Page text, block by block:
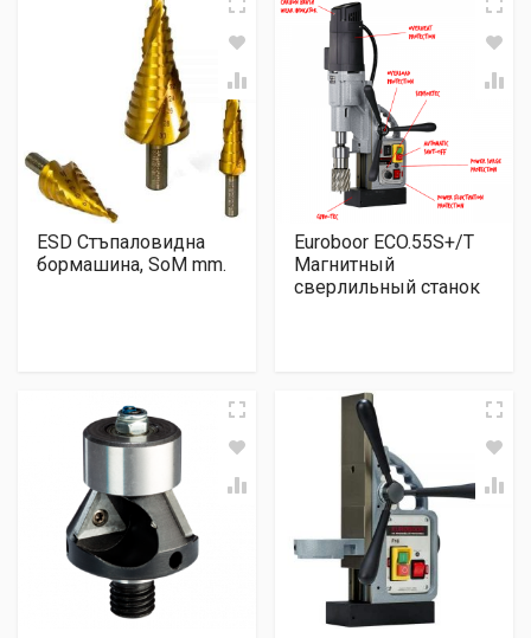
ESD Стъпаловидна
бормашина, SoM mm.
Euroboor ECO.55S+/T
Магнитный
сверлильный станок